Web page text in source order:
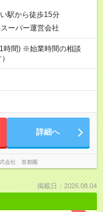
駅から徒歩15分
ーパー運営会社
間) ※始業時間の相談
詳細へ
式会社 首都圏
掲載日：2026.08.04